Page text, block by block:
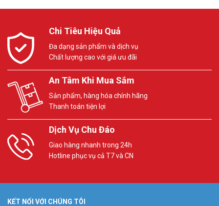
Chi Tiêu Hiệu Quả
Đa dạng sản phẩm và dịch vụ
Chất lượng cao với giá ưu đãi
An Tâm Khi Mua Sắm
Sản phẩm, hàng hóa chính hãng
Thanh toán tiện lợi
Dịch Vụ Chu Đáo
Giao hàng nhanh trong 24h
Hotline phục vụ cả T7 và CN
KẾT NỐI VỚI CHÚNG TÔI